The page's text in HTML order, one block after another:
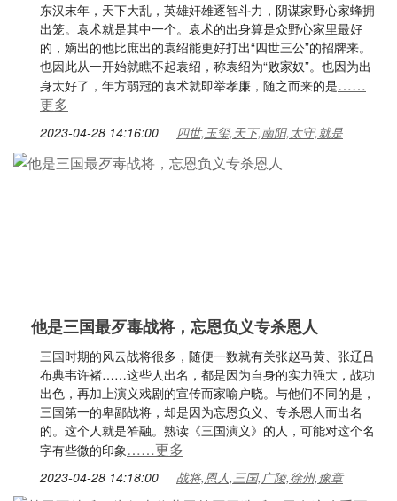
东汉末年，天下大乱，英雄奸雄逐智斗力，阴谋家野心家蜂拥
出笼。袁术就是其中一个。袁术的出身算是众野心家里最好
的，嫡出的他比庶出的袁绍能更好打出“四世三公”的招牌来。
也因此从一开始就瞧不起袁绍，称袁绍为“败家奴”。也因为出
身太好了，年方弱冠的袁术就即举孝廉，随之而来的是……
更多
2023-04-28 14:16:00 四世,玉玺,天下,南阳,太守,就是
他是三国最歹毒战将，忘恩负义专杀恩人
三国时期的风云战将很多，随便一数就有关张赵马黄、张辽吕
布典韦许褚……这些人出名，都是因为自身的实力强大，战功
出色，再加上演义戏剧的宣传而家喻户晓。与他们不同的是，
三国第一的卑鄙战将，却是因为忘恩负义、专杀恩人而出名
的。这个人就是笮融。熟读《三国演义》的人，可能对这个名
字有些微的印象……更多
2023-04-28 14:18:00 战将,恩人,三国,广陵,徐州,豫章